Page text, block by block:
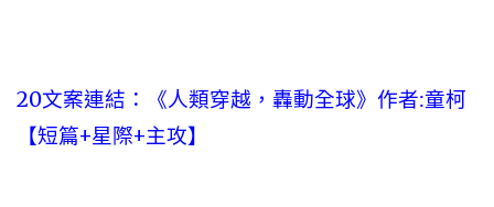
20文案連結：
《人類穿越，轟動全球》作者:童柯
【短篇+星際+主攻】